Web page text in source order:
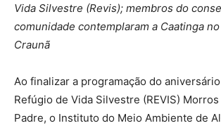
Vida Silvestre (Revis); membros do
comunidade contemplaram a Caatinga
Craunã
Ao finalizar a programação do
Refúgio de Vida Silvestre (REVIS)
Padre, o Instituto do Meio Ambiente de